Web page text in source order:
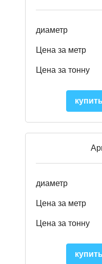
диаметр
Цена за метр
Цена за тонну
диаметр
Цена за метр
Цена за тонну